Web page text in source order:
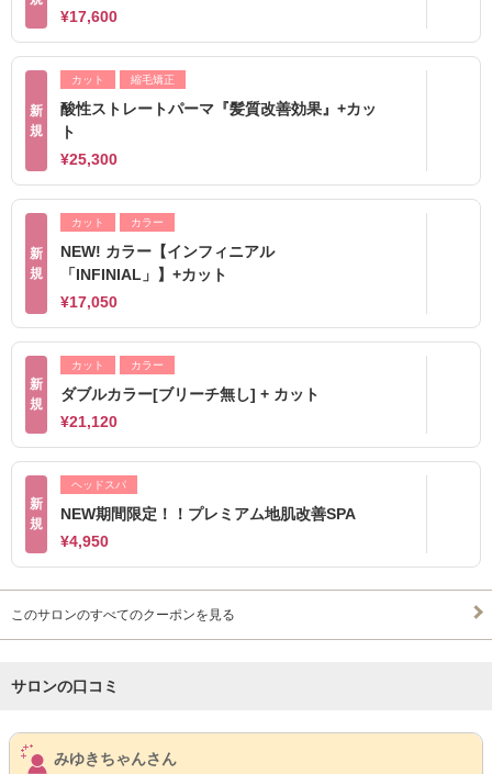
¥17,600
新
規
カット 縮毛矯正
酸性ストレートパーマ『髪質改善効果』+カッ
ト
¥25,300
新
規
カット カラー
NEW! カラー【インフィニアル
「INFINIAL」】+カット
¥17,050
新
規
カット カラー
ダブルカラー[ブリーチ無し] + カット
¥21,120
新
規
ヘッドスパ
NEW期間限定！！プレミアム地肌改善SPA
¥4,950
このサロンのすべてのクーポンを見る
サロンの口コミ
サロンPick Up
みゆきちゃんさん